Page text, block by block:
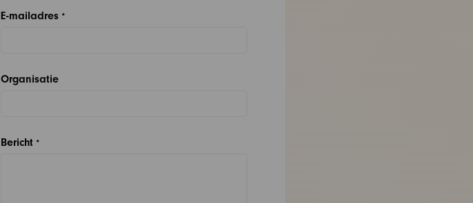
E-mailadres *
Organisatie
Bericht *